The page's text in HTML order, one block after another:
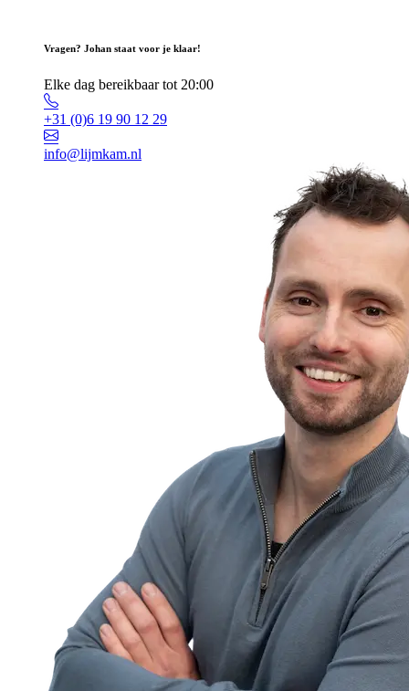
Vragen? Johan staat voor je klaar!
Elke dag bereikbaar tot 20:00
+31 (0)6 19 90 12 29
info@lijmkam.nl